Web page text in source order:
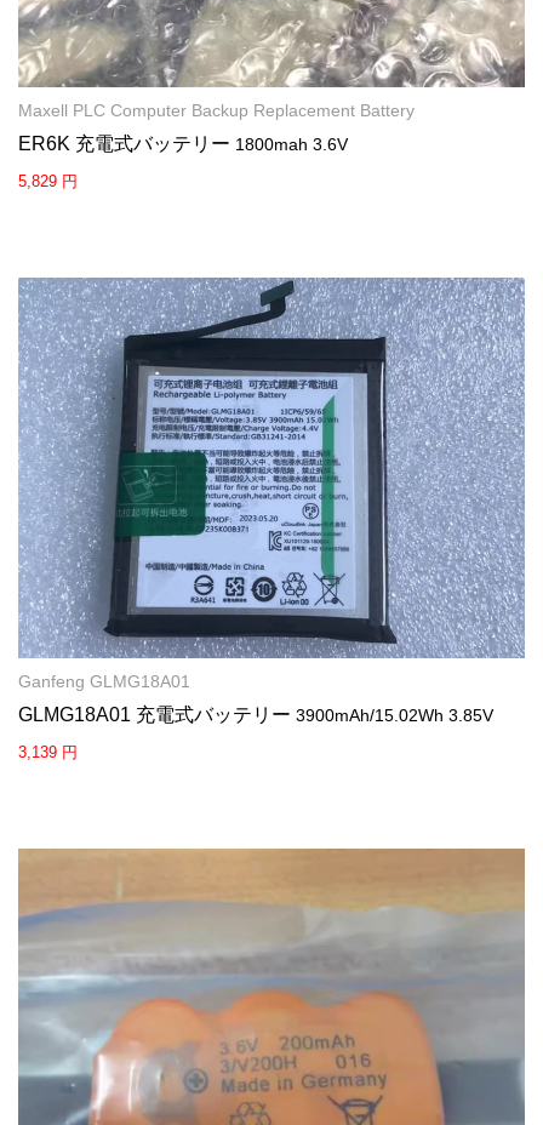
Maxell PLC Computer Backup Replacement Battery
ER6K 充電式バッテリー 1800mah 3.6V
5,829 円
Ganfeng GLMG18A01
GLMG18A01 充電式バッテリー 3900mAh/15.02Wh 3.85V
3,139 円